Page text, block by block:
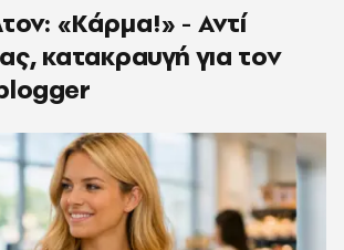
«Κάρμα!» - Αντί
κατακραυγή για τον